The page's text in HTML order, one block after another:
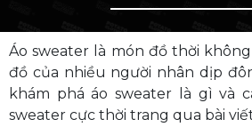
Áo sweater là món đồ thời
đồ của nhiều người nhân dịp
khám phá áo sweater là gì và
sweater cực thời trang qua bài